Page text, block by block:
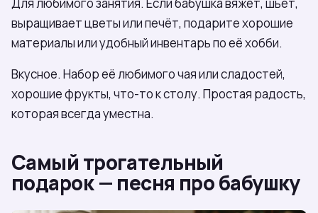
Для любимого занятия. Если бабушка вяжет, шьёт,
выращивает цветы или печёт, подарите хорошие
материалы или удобный инвентарь по её хобби.
Вкусное. Набор её любимого чая или сладостей,
хорошие фрукты, что-то к столу. Простая радость,
которая всегда уместна.
Самый трогательный
подарок — песня про бабушку